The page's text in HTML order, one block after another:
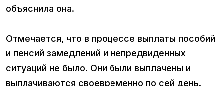
объяснила она.
Отмечается, что в процессе выплаты пособий
и пенсий замедлений и непредвиденных
ситуаций не было. Они были выплачены и
выплачиваются своевременно по сей день.